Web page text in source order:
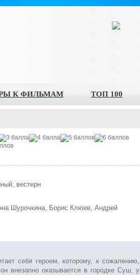
К ФИЛЬМАМ ТОП 100
вестерн
Шурочкина, Борис Клюев, Андрей
себя героем, которому, к сожалению,
внезапно оказывается в городке Суш, у